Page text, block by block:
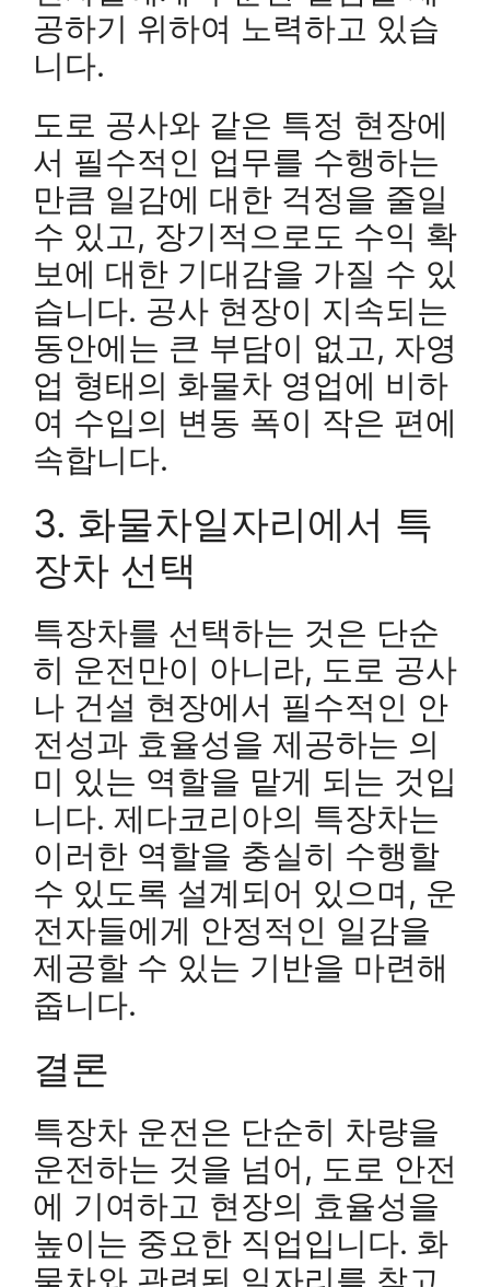
공하기 위하여 노력하고 있습
니다.
도로 공사와 같은 특정 현장에
서 필수적인 업무를 수행하는
만큼 일감에 대한 걱정을 줄일
수 있고, 장기적으로도 수익 확
보에 대한 기대감을 가질 수 있
습니다. 공사 현장이 지속되는
동안에는 큰 부담이 없고, 자영
업 형태의 화물차 영업에 비하
여 수입의 변동 폭이 작은 편에
속합니다.
3. 화물차일자리에서 특
장차 선택
특장차를 선택하는 것은 단순
히 운전만이 아니라, 도로 공사
나 건설 현장에서 필수적인 안
전성과 효율성을 제공하는 의
미 있는 역할을 맡게 되는 것입
니다. 제다코리아의 특장차는
이러한 역할을 충실히 수행할
수 있도록 설계되어 있으며, 운
전자들에게 안정적인 일감을
제공할 수 있는 기반을 마련해
줍니다.
결론
특장차 운전은 단순히 차량을
운전하는 것을 넘어, 도로 안전
에 기여하고 현장의 효율성을
높이는 중요한 직업입니다. 화
물차와 관련된 일자리를 찾고